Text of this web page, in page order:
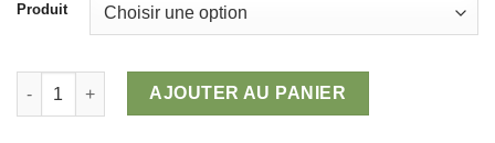
2
à
3
Produit
quantité de Aérateurs pour l'aquaculture
AJOUTER AU PANIER